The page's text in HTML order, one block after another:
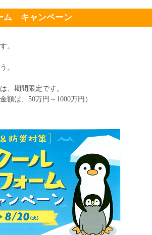
キャンペーン
。
。
、期間限定です。
額は、50万円～1000万円）